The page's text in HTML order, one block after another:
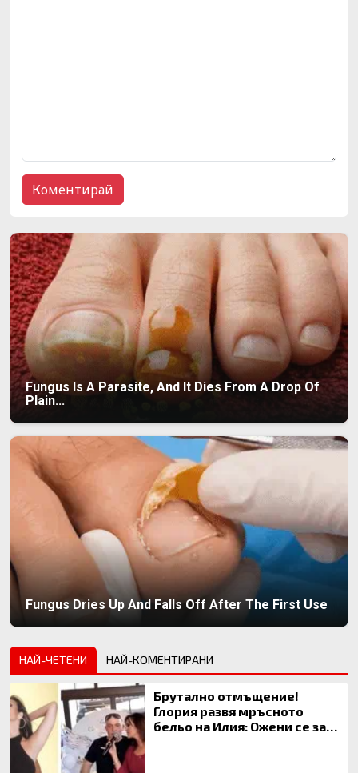
Fungus Is A Parasite, And It Dies From A Drop Of
Plain...
Fungus Dries Up And Falls Off After The First Use
НАЙ-ЧЕТЕНИ НАЙ-КОМЕНТИРАНИ
Брутално отмъщение!
Глория развя мръсното
бельо на Илия: Ожени се за